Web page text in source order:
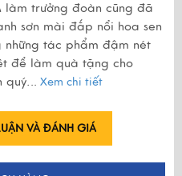
làm trưởng đoàn cũng đã
sơn mài đắp nổi hoa sen
những tác phẩm đậm nét
để làm quà tặng cho
quý... Xem chi tiết
VÀ ĐÁNH GIÁ